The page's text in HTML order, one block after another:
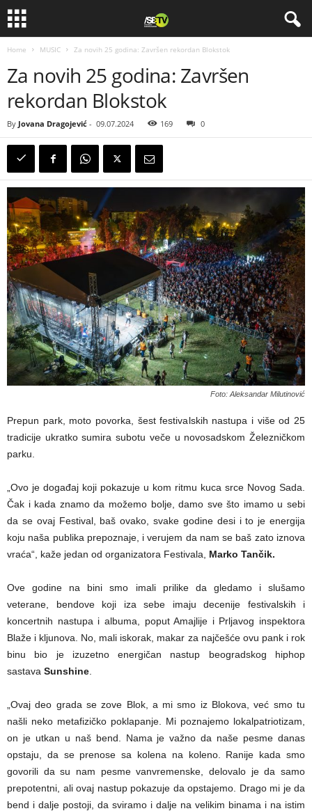
Home MUSIC Za novih 25 godina: Završen rekordan Blokstok
Za novih 25 godina: Završen
rekordan Blokstok
By Jovana Dragojević - 09.07.2024 169 0
Foto: Aleksandar Milutinović
Prepun park, moto povorka, šest festivalskih nastupa i više od 25
tradicije ukratko sumira subotu veče u novosadskom Železničkom
parku.
„Ovo je događaj koji pokazuje u kom ritmu kuca srce Novog Sada.
Čak i kada znamo da možemo bolje, damo sve što imamo u sebi
da se ovaj Festival, baš ovako, svake godine desi i to je energija
koju naša publika prepoznaje, i verujem da nam se baš zato iznova
vraća“, kaže jedan od organizatora Festivala, Marko Tančik.
Ove godine na bini smo imali prilike da gledamo i slušamo
veterane, bendove koji iza sebe imaju decenije festivalskih i
koncertnih nastupa i albuma, poput Amajlije i Prljavog inspektora
Blaže i kljunova. No, mali iskorak, makar za najčešće ovu pank i rok
binu bio je izuzetno energičan nastup beogradskog hiphop
sastava Sunshine.
„Ovaj deo grada se zove Blok, a mi smo iz Blokova, već smo tu
našli neko metafizičko poklapanje. Mi poznajemo lokalpatriotizam,
on je utkan u naš bend. Nama je važno da naše pesme danas
opstaju, da se prenose sa kolena na koleno. Ranije kada smo
govorili da su nam pesme vanvremenske, delovalo je da samo
prepotentni, ali ovaj nastup pokazuje da opstajemo. Drago mi je da
bend i dalje postoji, da sviramo i dalje na velikim binama i na istim